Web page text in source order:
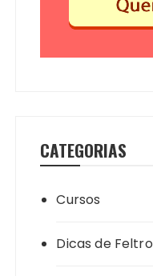
CATEGORIAS
Cursos
Dicas de Feltro